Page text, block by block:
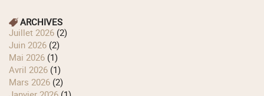
ARCHIVES
juillet 2026 (2)
juin 2026 (2)
mai 2026 (1)
avril 2026 (1)
mars 2026 (2)